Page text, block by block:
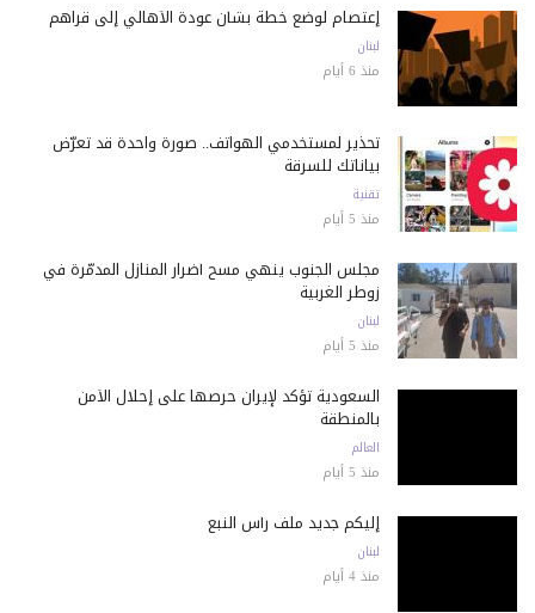
إعتصام لوضع خطة بشأن عودة الأهالي إلى قراهم
لبنان
منذ 6 أيام
تحذير لمستخدمي الهواتف.. صورة واحدة قد تعرّض
بياناتك للسرقة
تقنية
منذ 5 أيام
مجلس الجنوب ينهي مسح أضرار المنازل المدمّرة في
زوطر الغربية
لبنان
منذ 5 أيام
السعودية تؤكد لإيران حرصها على إحلال الأمن
بالمنطقة
العالم
منذ 5 أيام
إليكم جديد ملف رأس النبع
لبنان
منذ 4 أيام